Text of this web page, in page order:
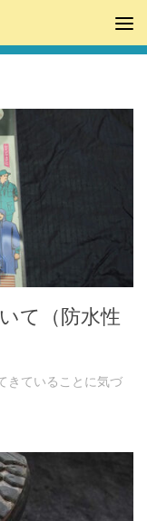
て（防水性
きていることに気づ